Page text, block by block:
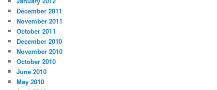
December 2011
November 2011
October 2011
December 2010
November 2010
October 2010
June 2010
May 2010